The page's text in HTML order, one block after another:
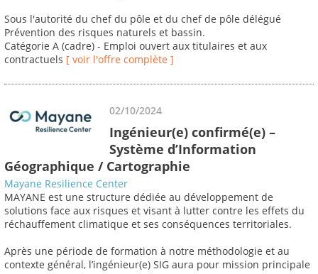
Sous l'autorité du chef du pôle et du chef de pôle délégué
Prévention des risques naturels et bassin.
Catégorie A (cadre) - Emploi ouvert aux titulaires et aux
contractuels [ voir l'offre complète ]
02/10/2024
Ingénieur(e) confirmé(e) –
Système d’Information
Géographique / Cartographie
Mayane Resilience Center
MAYANE est une structure dédiée au développement de
solutions face aux risques et visant à lutter contre les effets du
réchauffement climatique et ses conséquences territoriales.
Après une période de formation à notre méthodologie et au
contexte général, l’ingénieur(e) SIG aura pour mission principale